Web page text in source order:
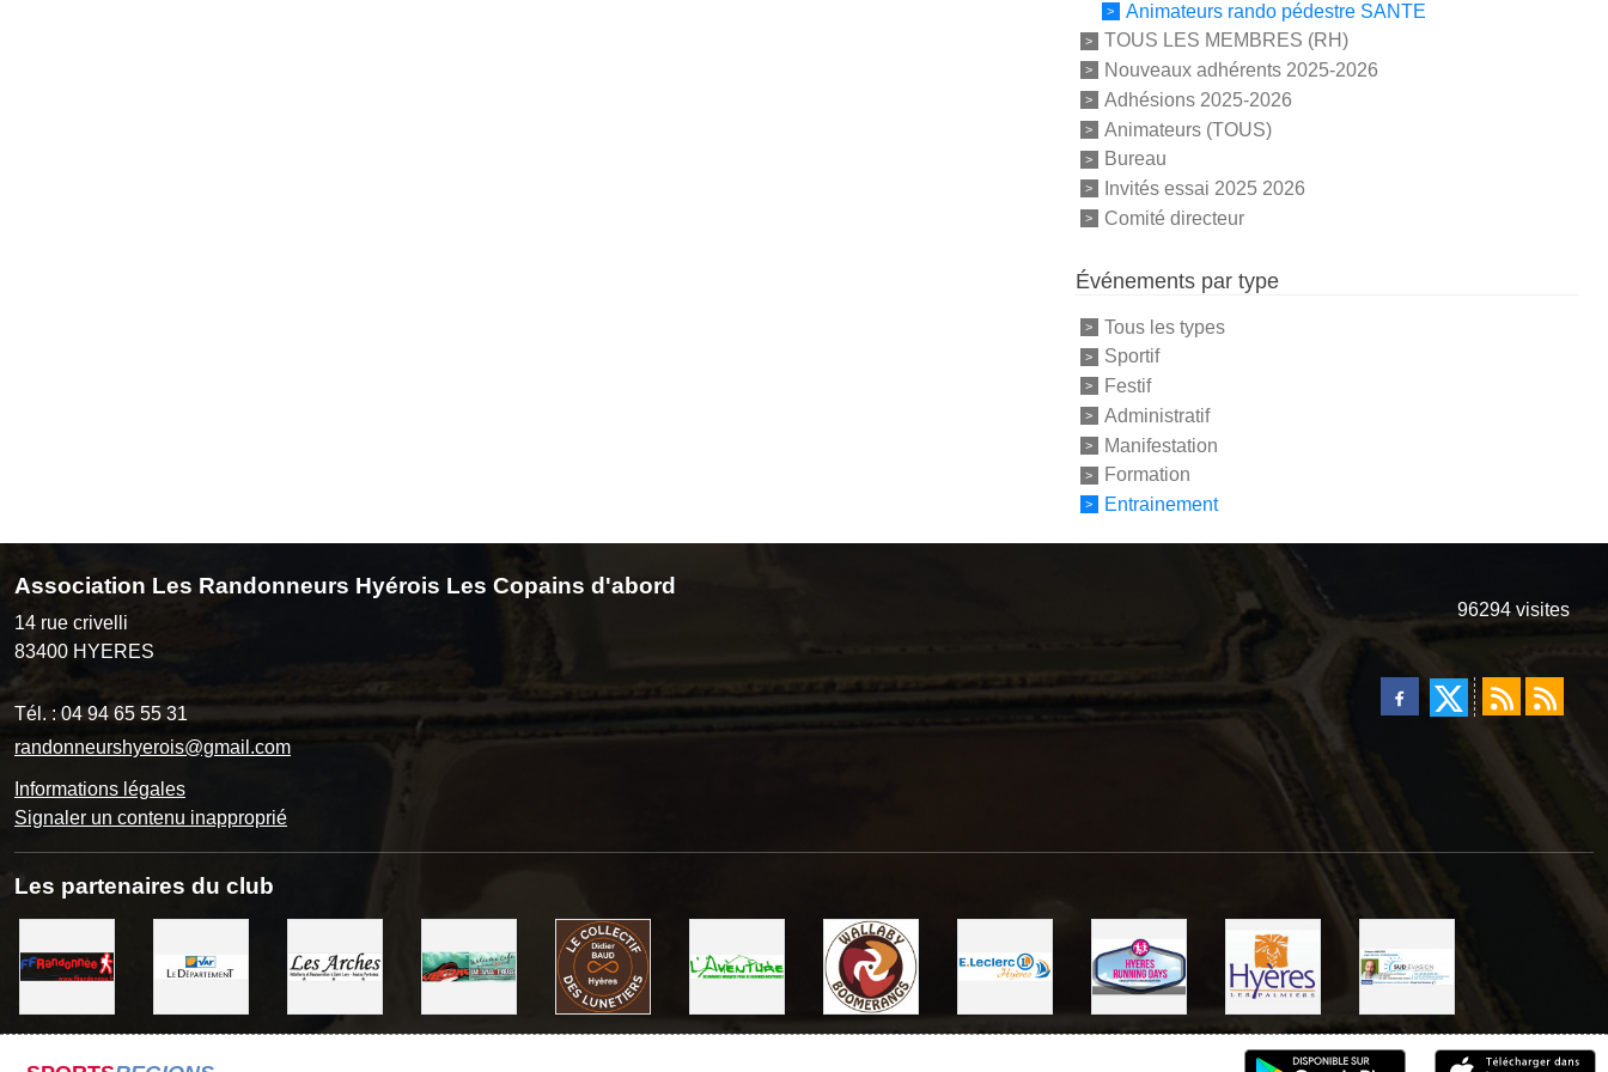
Animateurs rando pédestre SANTE
TOUS LES MEMBRES (RH)
Nouveaux adhérents 2025-2026
Adhésions 2025-2026
Animateurs (TOUS)
Bureau
Invités essai 2025 2026
Comité directeur
Événements par type
Tous les types
Sportif
Festif
Administratif
Manifestation
Formation
Entrainement
Association Les Randonneurs Hyérois Les Copains d'abord
14 rue crivelli
83400 HYERES
Tél. :04 94 65 55 31
randonneurshyerois@gmail.com
Informations légales
Signaler un contenu inapproprié
96294 visites
Les partenaires du club